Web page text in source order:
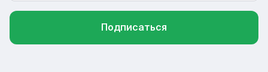
Подписаться